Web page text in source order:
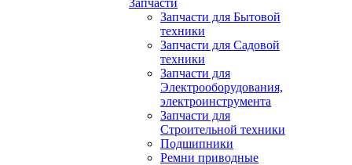
Запчасти
Запчасти для Бытовой
техники
Запчасти для Садовой
техники
Запчасти для
Электрооборудования,
электроинструмента
Запчасти для
Строительной техники
Подшипники
Ремни приводные